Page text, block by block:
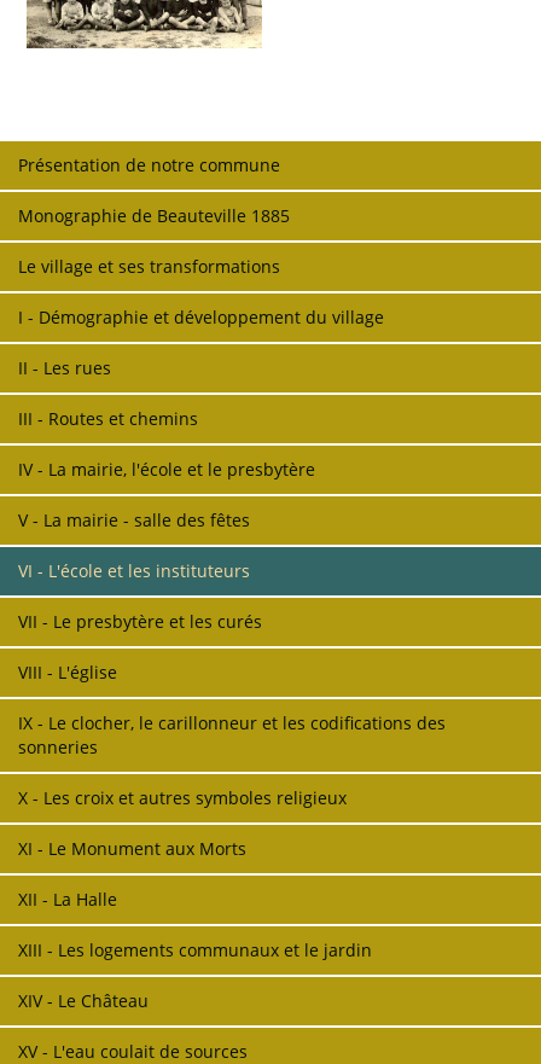
Présentation de notre commune
Monographie de Beauteville 1885
Le village et ses transformations
I - Démographie et développement du village
II - Les rues
III - Routes et chemins
IV - La mairie, l'école et le presbytère
V - La mairie - salle des fêtes
VI - L'école et les instituteurs
VII - Le presbytère et les curés
VIII - L'église
IX - Le clocher, le carillonneur et les codifications des
sonneries
X - Les croix et autres symboles religieux
XI - Le Monument aux Morts
XII - La Halle
XIII - Les logements communaux et le jardin
XIV - Le Château
XV - L'eau coulait de sources